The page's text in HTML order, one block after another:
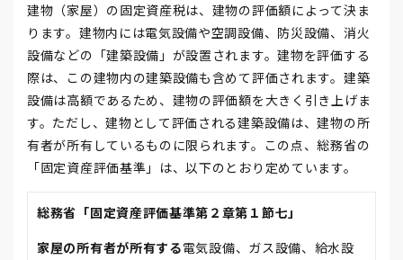
建物（家屋）の固定資産税は、建物の評価額によって決ま
ります。建物内には電気設備や空調設備、防災設備、消火
設備などの「建築設備」が設置されます。建物を評価する
際は、この建物内の建築設備も含めて評価されます。建築
設備は高額であるため、建物の評価額を大きく引き上げま
す。ただし、建物として評価される建築設備は、建物の所
有者が所有しているものに限られます。この点、総務省の
「固定資産評価基準」は、以下のとおり定めています。
総務省「固定資産評価基準第２章第１節七」
家屋の所有者が所有する電気設備、ガス設備、給水設